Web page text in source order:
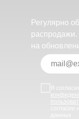
Регулярно
на
Я
согласие
данных